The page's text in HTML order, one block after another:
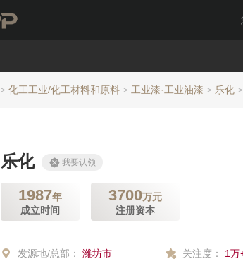
> 化工工业/化工材料和原料 > 工业漆·工业油漆 > 乐化 >
乐化 我要认领
1987年
成立时间
3700万元
注册资本
发源地/总部： 潍坊市 关注度： 1万